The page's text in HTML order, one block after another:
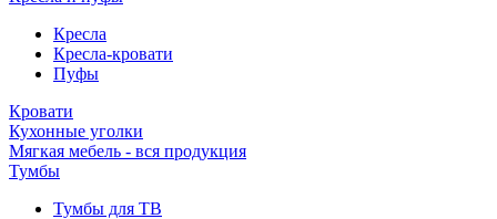
Кресла
Кресла-кровати
Пуфы
Кровати
Кухонные уголки
Мягкая мебель - вся продукция
Тумбы
Тумбы для ТВ